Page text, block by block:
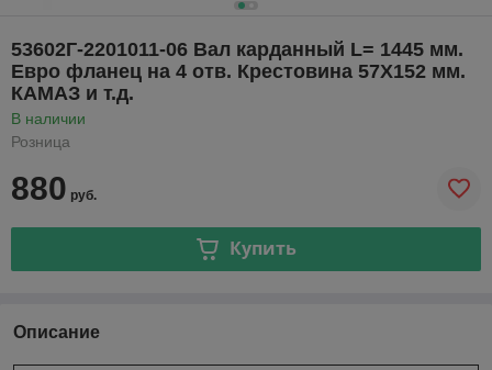
53602Г-2201011-06 Вал карданный L= 1445 мм.
Евро фланец на 4 отв. Крестовина 57Х152 мм.
КАМАЗ и т.д.
В наличии
Розница
880 руб.
Купить
Описание